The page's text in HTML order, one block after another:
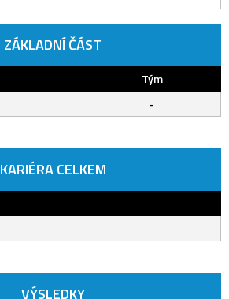
ZÁKLADNÍ ČÁST
Tým
-
KARIÉRA CELKEM
VÝSLEDKY